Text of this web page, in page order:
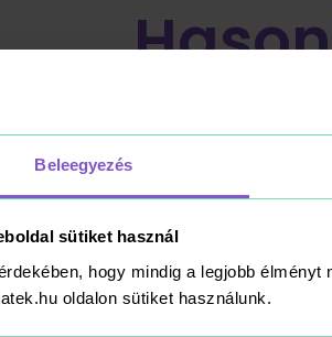
Beleegyezés
sütiket használ
hogy mindig a legjobb
oldalon sütiket használunk.